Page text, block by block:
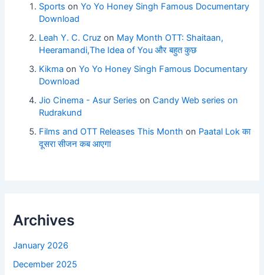
Sports onYo Yo Honey Singh Famous Documentary
Download
Leah Y. C. Cruz on May Month OTT: Shaitaan,
Heeramandi,The Idea of You और बहुत कुछ
Kikma onYo Yo Honey Singh Famous Documentary
Download
Jio Cinema - Asur Series onCandy Web series on
Rudrakund
Films and OTT Releases This Month on Paatal Lok का
दूसरा सीजन कब आएगा
Archives
January 2026
December 2025